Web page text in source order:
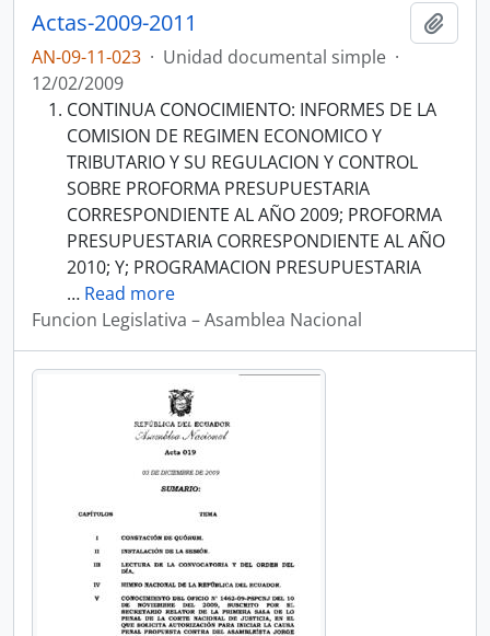
Actas-2009-2011
AN-09-11-023 · Unidad documental simple ·
12/02/2009
CONTINUA CONOCIMIENTO: INFORMES DE LA
COMISION DE REGIMEN ECONOMICO Y
TRIBUTARIO Y SU REGULACION Y CONTROL
SOBRE PROFORMA PRESUPUESTARIA
CORRESPONDIENTE AL AÑO 2009; PROFORMA
PRESUPUESTARIA CORRESPONDIENTE AL AÑO
2010; Y; PROGRAMACION PRESUPUESTARIA
… Read more
Funcion Legislativa – Asamblea Nacional